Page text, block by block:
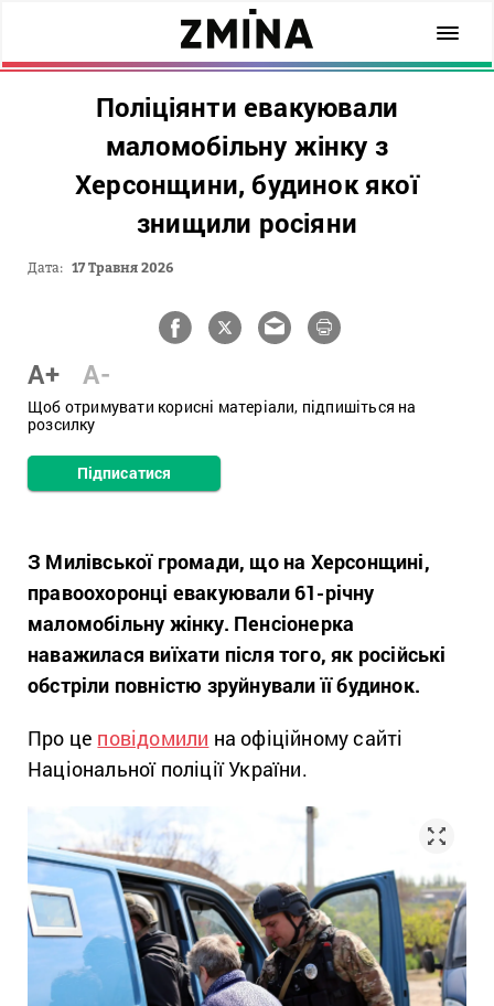
Поліціянти евакуювали
маломобільну жінку з
Херсонщини, будинок якої
знищили росіяни
Дата: 17 Травня 2026
A+ A-
Щоб отримувати корисні матеріали, підпишіться на
розсилку
Підписатися
З Милівської громади, що на Херсонщині,
правоохоронці евакуювали 61-річну
маломобільну жінку. Пенсіонерка
наважилася виїхати після того, як російські
обстріли повністю зруйнували її будинок.
Про це повідомили на офіційному сайті
Національної поліції України.